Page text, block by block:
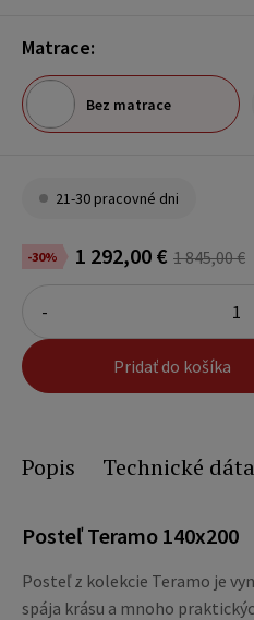
Matrace:
Bez matrace
21-30 pracovné dni
-30% 1 292,00 € 1 845,00 €
-
Pridať do košíka
Popis Technické dáta
Posteľ Teramo 140x200
Posteľ z kolekcie Teramo je
spája krásu a mnoho